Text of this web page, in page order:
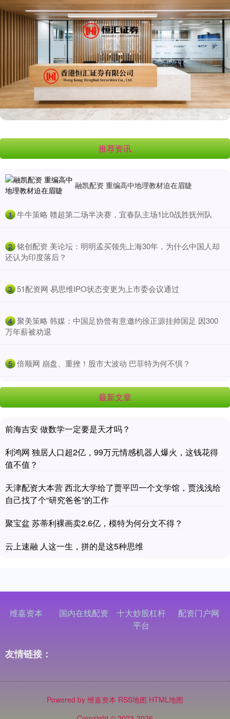
推荐资讯
融凯配资 重编高中地理教材迫在眉睫
1 ​牛牛策略 赣超第二场半决赛，宜春队主场1比0战胜抚州队
2 ​铭创配资 美论坛：明明孟买领先上海30年，为什么中国人却
还认为印度落后？
3 ​51配资网 易思维IPO状态变更为上市委会议通过
4 ​聚美策略 韩媒：中国足协曾有意邀约徐正源挂帅国足 因300
万年薪被劝退
5 ​倍顺网 崩盘、重挫！股市大波动 巴菲特为何不惧？
最新文章
前海吉安 做数学一定要是天才吗？
利鸿网 独居人口超2亿，99万元情感机器人爆火，这钱花得
值不值？
天津配资大本营 西北大学给了贾平凹一个文学馆，贾浅浅给
自己找了个“研究爸爸”的工作
聚宝盆 苏蒂利裸画卖2.6亿，模特为何分文不得？
云上速融 人这一生，拼的是这5种思维
维嘉资本 国内在线配资
十大炒股杠杆
平台
配资门户网
友情链接：
Powered by 维嘉资本 RSS地图 HTML地图